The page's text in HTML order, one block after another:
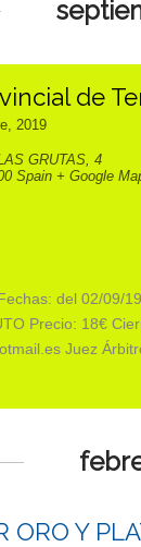
de
2019
GRUTAS, 4
Spain + Google
del 02/09/
Precio: 18€
Juez
ORO Y